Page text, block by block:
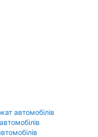
автомобілів